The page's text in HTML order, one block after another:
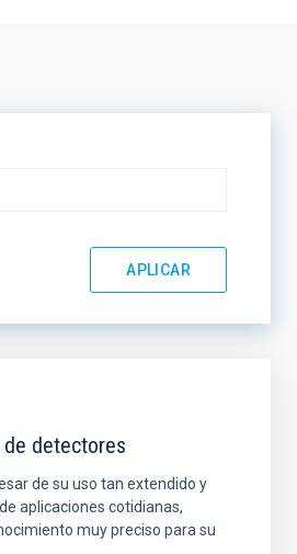
de detectores
de su uso tan extendido y
aplicaciones cotidianas,
muy preciso para su